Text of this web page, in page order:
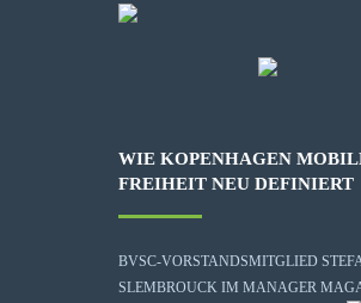
WIE KOPENHAGEN
FREIHEIT NEU DEFINIERT
BVSC-VORSTANDSMITGLIED
SLEMBROUCK IM MANAGER